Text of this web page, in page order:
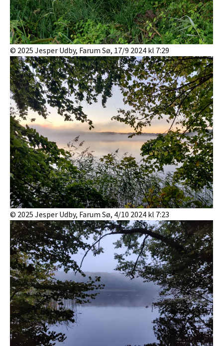
© 2025 Jesper Udby, Farum Sø, 17/9 2024 kl 7:29
© 2025 Jesper Udby, Farum Sø, 4/10 2024 kl 7:23